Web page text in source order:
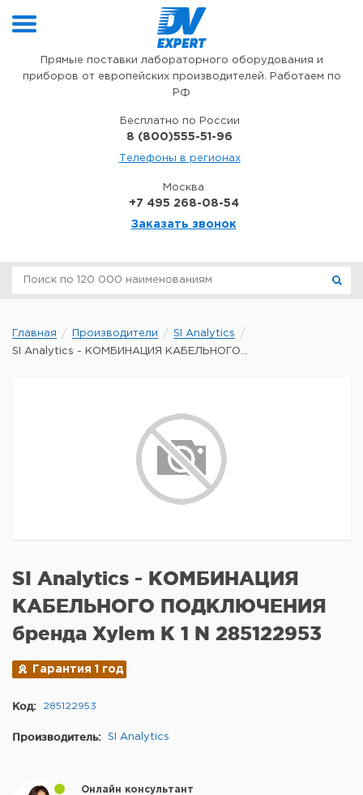
Прямые поставки лабораторного оборудования и
приборов от европейских производителей. Работаем по
РФ
Бесплатно по России
8 (800)555-51-96
Телефоны в регионах
Москва
+7 495 268-08-54
Заказать звонок
Главная Производители
SI Analytics
SI Analytics - КОМБИНАЦИЯ КАБЕЛЬНОГО...
SI Analytics - КОМБИНАЦИЯ
КАБЕЛЬНОГО ПОДКЛЮЧЕНИЯ
бренда Xylem K 1 N 285122953
Гарантия 1 год
Код: 285122953
Производитель: SI Analytics
Онлайн консультант